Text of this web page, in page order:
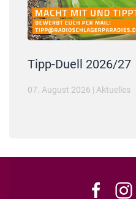
Tipp-Duell 2026/27
07. August 2026 | Aktuelles